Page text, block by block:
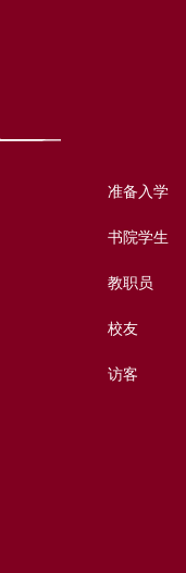
准备入学
书院学生
教职员
校友
访客